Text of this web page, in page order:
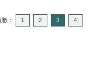
數： 1 2 3 4